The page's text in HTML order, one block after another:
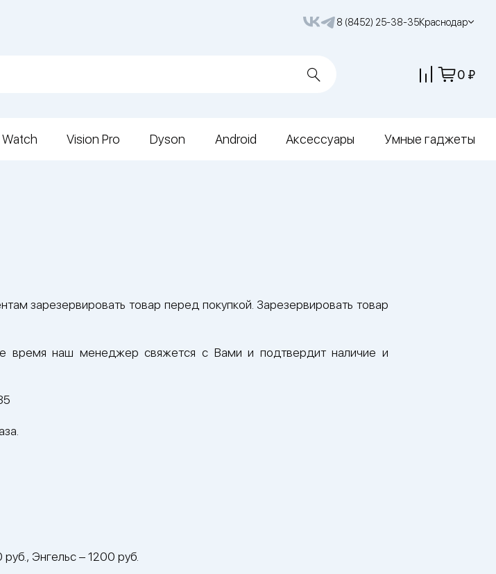
8 (8452) 25-38-35Краснодар
0
Watch Vision Pro Dyson Android Аксессуары Умные гаджеты
зарезервировать товар перед покупкой. Зарезервировать товар
время наш менеджер свяжется с Вами и подтвердит наличие и
Энгельс – 1200 руб.